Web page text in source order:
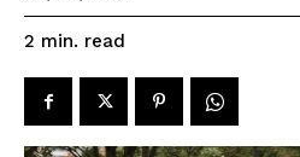
2 min. read